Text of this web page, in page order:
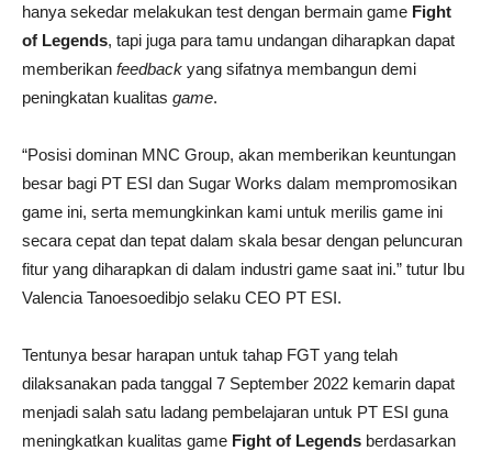
hanya sekedar melakukan test dengan bermain game Fight
of Legends, tapi juga para tamu undangan diharapkan dapat
memberikan feedback yang sifatnya membangun demi
peningkatan kualitas game.
“Posisi dominan MNC Group, akan memberikan keuntungan
besar bagi PT ESI dan Sugar Works dalam mempromosikan
game ini, serta memungkinkan kami untuk merilis game ini
secara cepat dan tepat dalam skala besar dengan peluncuran
fitur yang diharapkan di dalam industri game saat ini.” tutur Ibu
Valencia Tanoesoedibjo selaku CEO PT ESI.
Tentunya besar harapan untuk tahap FGT yang telah
dilaksanakan pada tanggal 7 September 2022 kemarin dapat
menjadi salah satu ladang pembelajaran untuk PT ESI guna
meningkatkan kualitas game Fight of Legends berdasarkan